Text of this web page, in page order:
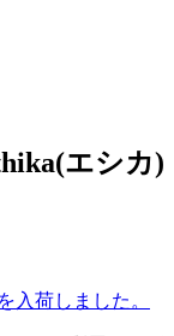
エシカ)